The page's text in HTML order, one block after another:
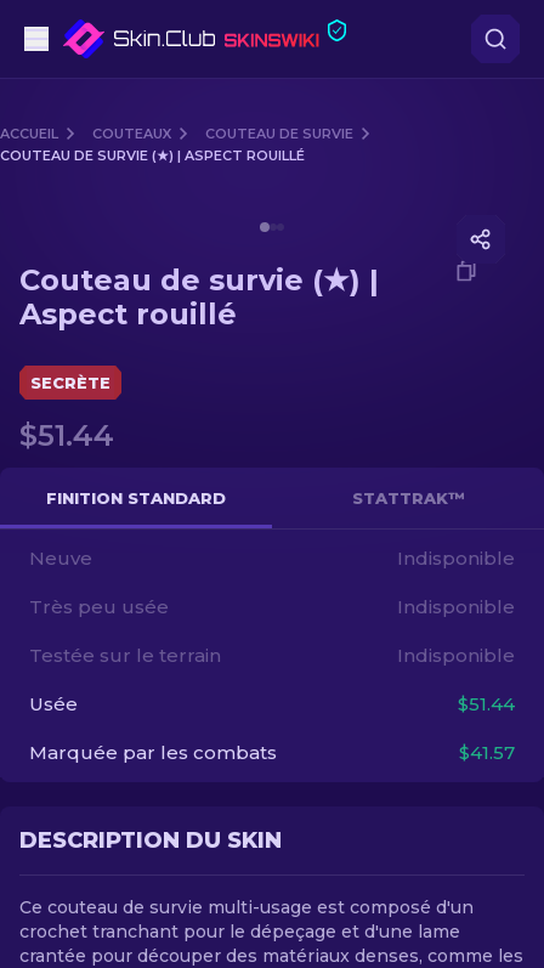
Milieu de gamme
Fusils de Précision
Gants
Autre
FR
ACCUEIL COUTEAUX
COUTEAU DE SURVIE
COUTEAU DE SURVIE (★) | ASPECT ROUILLÉ
Couteau de survie (★) |
Aspect rouillé
SECRÈTE
$51.44
FINITION STANDARD STATTRAK™
Neuve Indisponible
Très peu usée Indisponible
Testée sur le terrain Indisponible
Usée $51.44
Marquée par les combats $41.57
DESCRIPTION DU SKIN
Ce couteau de survie multi-usage est composé d'un
crochet tranchant pour le dépeçage et d'une lame
crantée pour découper des matériaux denses, comme les